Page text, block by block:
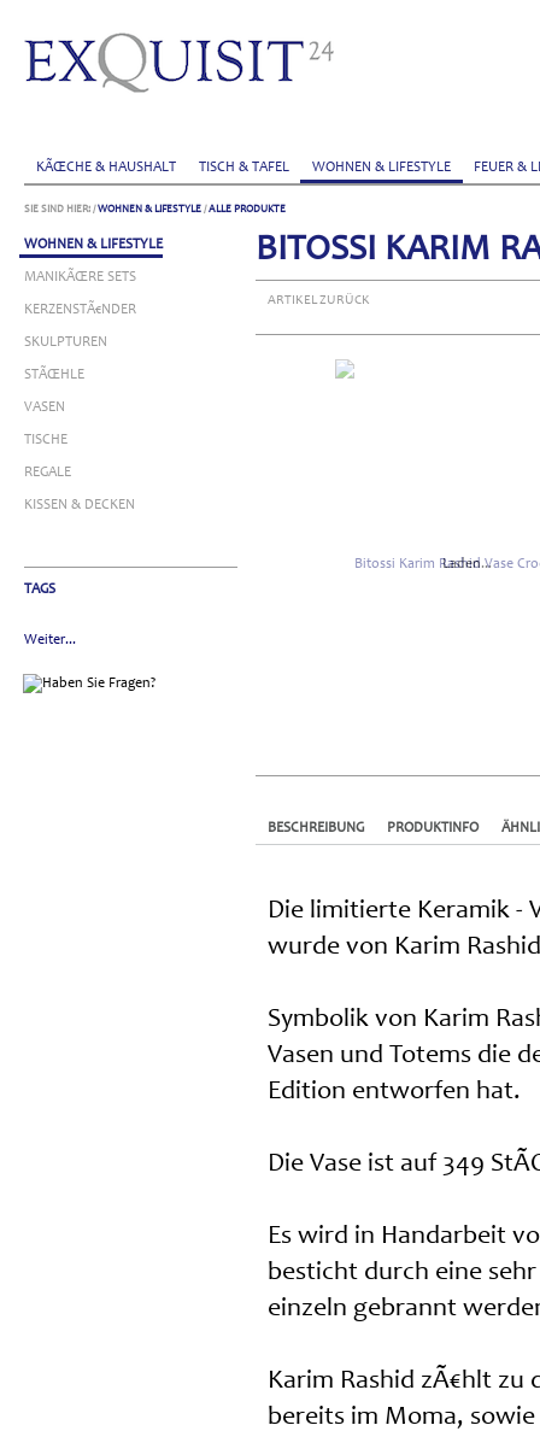
KÃŒCHE & HAUSHALT TISCH & TAFEL WOHNEN & LIFESTYLE FEUER &
SIE SIND HIER: /WOHNEN & LIFESTYLE /ALLE PRODUKTE
WOHNEN & LIFESTYLE
MANIKÃŒRE SETS
KERZENSTÃ€NDER
SKULPTUREN
STÃŒHLE
VASEN
TISCHE
REGALE
KISSEN & DECKEN
TAGS
Weiter...
BITOSSI KARIM
ARTIKEL ZURÜCK
Laden...
BESCHREIBUNG PRODUKTINFO
Die limitierte Keramik -
wurde von Karim
Symbolik von Karim
Vasen und Totems die
Edition entworfen hat.
Die Vase ist auf 349
Es wird in Handarbeit
besticht durch eine
einzeln gebrannt
Karim Rashid zÃ€hlt zu
bereits im Moma,